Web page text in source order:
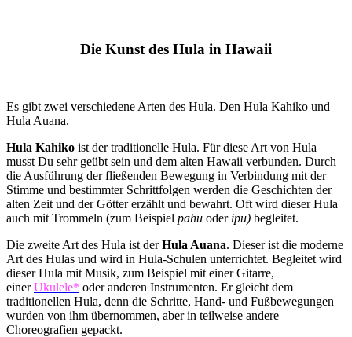
Die Kunst des Hula in Hawaii
Es gibt zwei verschiedene Arten des Hula. Den Hula Kahiko und
Hula Auana.
Hula Kahiko ist der traditionelle Hula. Für diese Art von Hula
musst Du sehr geübt sein und dem alten Hawaii verbunden. Durch
die Ausführung der fließenden Bewegung in Verbindung mit der
Stimme und bestimmter Schrittfolgen werden die Geschichten der
alten Zeit und der Götter erzählt und bewahrt. Oft wird dieser Hula
auch mit Trommeln (zum Beispiel pahu oder ipu) begleitet.
Die zweite Art des Hula ist derHula Auana. Dieser ist die moderne
Art des Hulas und wird in Hula-Schulen unterrichtet. Begleitet wird
dieser Hula mit Musik, zum Beispiel mit einer Gitarre,
einerUkulele* oder anderen Instrumenten. Er gleicht dem
traditionellen Hula, denn die Schritte, Hand- und Fußbewegungen
wurden von ihm übernommen, aber in teilweise andere
Choreografien gepackt.